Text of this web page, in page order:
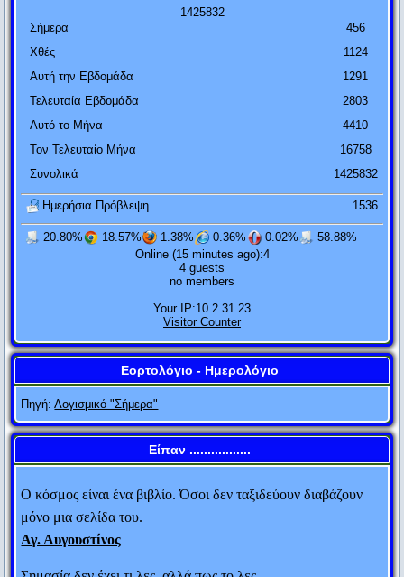
1425832
Σήμερα
Χθές
Αυτή την Εβδομάδα
Τελευταία Εβδομάδα
Αυτό το Μήνα
Τον Τελευταίο Μήνα
Συνολικά
456
1124
1291
2803
4410
16758
1425832
Ημερήσια Πρόβλεψη 1536
20.80% 18.57% 1.38% 0.36% 0.02%
58.88%
Online (15 minutes ago):4
4 guests
no members
Your IP:10.2.31.23
Visitor Counter
Εορτολόγιο - Ημερολόγιο
Πηγή:Λογισμικό "Σήμερα"
Είπαν .................
Πολιτική είναι η τέχνη του να μοιράζεις μια πίτα με τέτοιο
τρόπο ώστε να πιστεύει ο καθένας ότι έχει πάρει το
μεγαλύτερο κομμάτι.
Ludwic Erhard
Ιούλιος Καίσαρ
Η εμπειρία είναι μια χτένα που σου δίνει η ζωή αφού όμως
έχεις χάσει τα μαλλιά σου.
Judith Stern
Πενία τέχνας κατεργάζεται.
Αυτός που μιλάει δεν ξέρει. Αυτός που ξέρει δεν μιλάει.
Δύο πράγματα είναι αιώνια: Το σύμπαν και η ανοησία των
αμφιβάλλω...
Άλμπερτ Αϊνστάιν
μόνο μια σελίδα του.
Αγ. Αυγουστίνος
Ο Μ. Αλέξανδρος έστειλε στο Φωκίωνα 100
τάλαντα. Ο Αθηναίος πολιτικός ρώτησε τους
ανθρώπους που του έφεραν το μεγάλο αυτό ποσό:
“Γιατί ο Αλέξανδρος διάλεξε εμένα απ’ όλους τους
Αθηναίους για να μου χαρίσει 100 τάλαντα; “
Οι απεσταλμένοι απάντησαν: «Γιατί μόνο εσένα